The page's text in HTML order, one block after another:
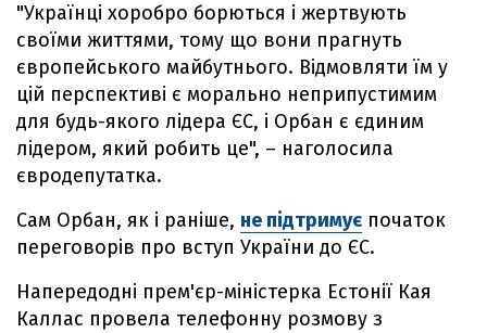
"Українці хоробро борються і жертвують
своїми життями, тому що вони прагнуть
європейського майбутнього. Відмовляти їм у
цій перспективі є морально неприпустимим
для будь-якого лідера ЄС, і Орбан є єдиним
лідером, який робить це", – наголосила
євродепутатка.
Сам Орбан, як і раніше, не підтримує початок
переговорів про вступ України до ЄС.
Напередодні прем'єр-міністерка Естонії Кая
Каллас провела телефонну розмову з